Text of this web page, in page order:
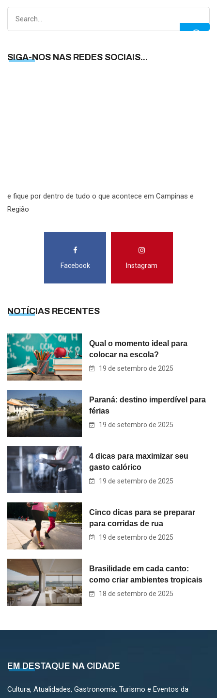
SIGA-NOS NAS REDES SOCIAIS...
e fique por dentro de tudo o que acontece em Campinas e
Região
Facebook Instagram
NOTÍCIAS RECENTES
Qual o momento ideal para
colocar na escola?
19 de setembro de 2025
Paraná: destino imperdível para
férias
19 de setembro de 2025
4 dicas para maximizar seu
gasto calórico
19 de setembro de 2025
Cinco dicas para se preparar
para corridas de rua
19 de setembro de 2025
Brasilidade em cada canto:
como criar ambientes tropicais
18 de setembro de 2025
EM DESTAQUE NA CIDADE
Cultura, Atualidades, Gastronomia, Turismo e Eventos da